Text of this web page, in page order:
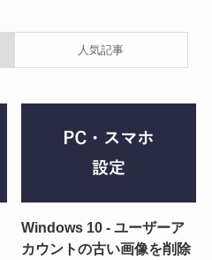
人気記事
Windows 10 - ユーザーア
カウントの古い画像を削除